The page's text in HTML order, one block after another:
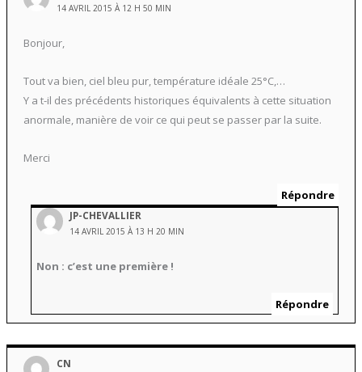
14 AVRIL 2015 À 12 H 50 MIN
Bonjour,
Tout va bien, ciel bleu pur, température idéale 25°C,…
Y a t-il des précédents historiques équivalents à cette situation
anormale, manière de voir ce qui peut se passer par la suite.
Merci
Répondre
JP-CHEVALLIER
14 AVRIL 2015 À 13 H 20 MIN
Non : c’est une première !
Répondre
CN